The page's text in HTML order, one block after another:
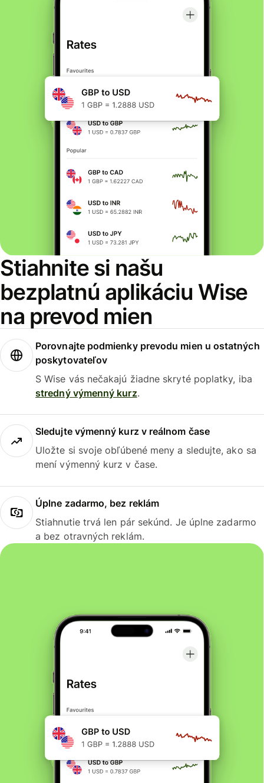
Stiahnite si našu
bezplatnú aplikáciu Wise
na prevod mien
Porovnajte podmienky prevodu mien u ostatných
poskytovateľov
S Wise vás nečakajú žiadne skryté poplatky, iba
stredný výmenný kurz.
Sledujte výmenný kurz v reálnom čase
Uložte si svoje obľúbené meny a sledujte, ako sa
mení výmenný kurz v čase.
Úplne zadarmo, bez reklám
Stiahnutie trvá len pár sekúnd. Je úplne zadarmo
a bez otravných reklám.